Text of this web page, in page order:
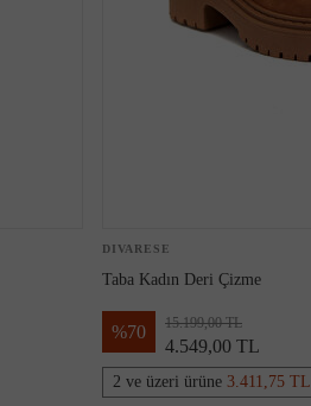
DIVARESE
Taba Kadın Deri Çizme
%70 15.199,00 TL
4.549,00 TL
2 ve üzeri ürüne 3.411,75 TL